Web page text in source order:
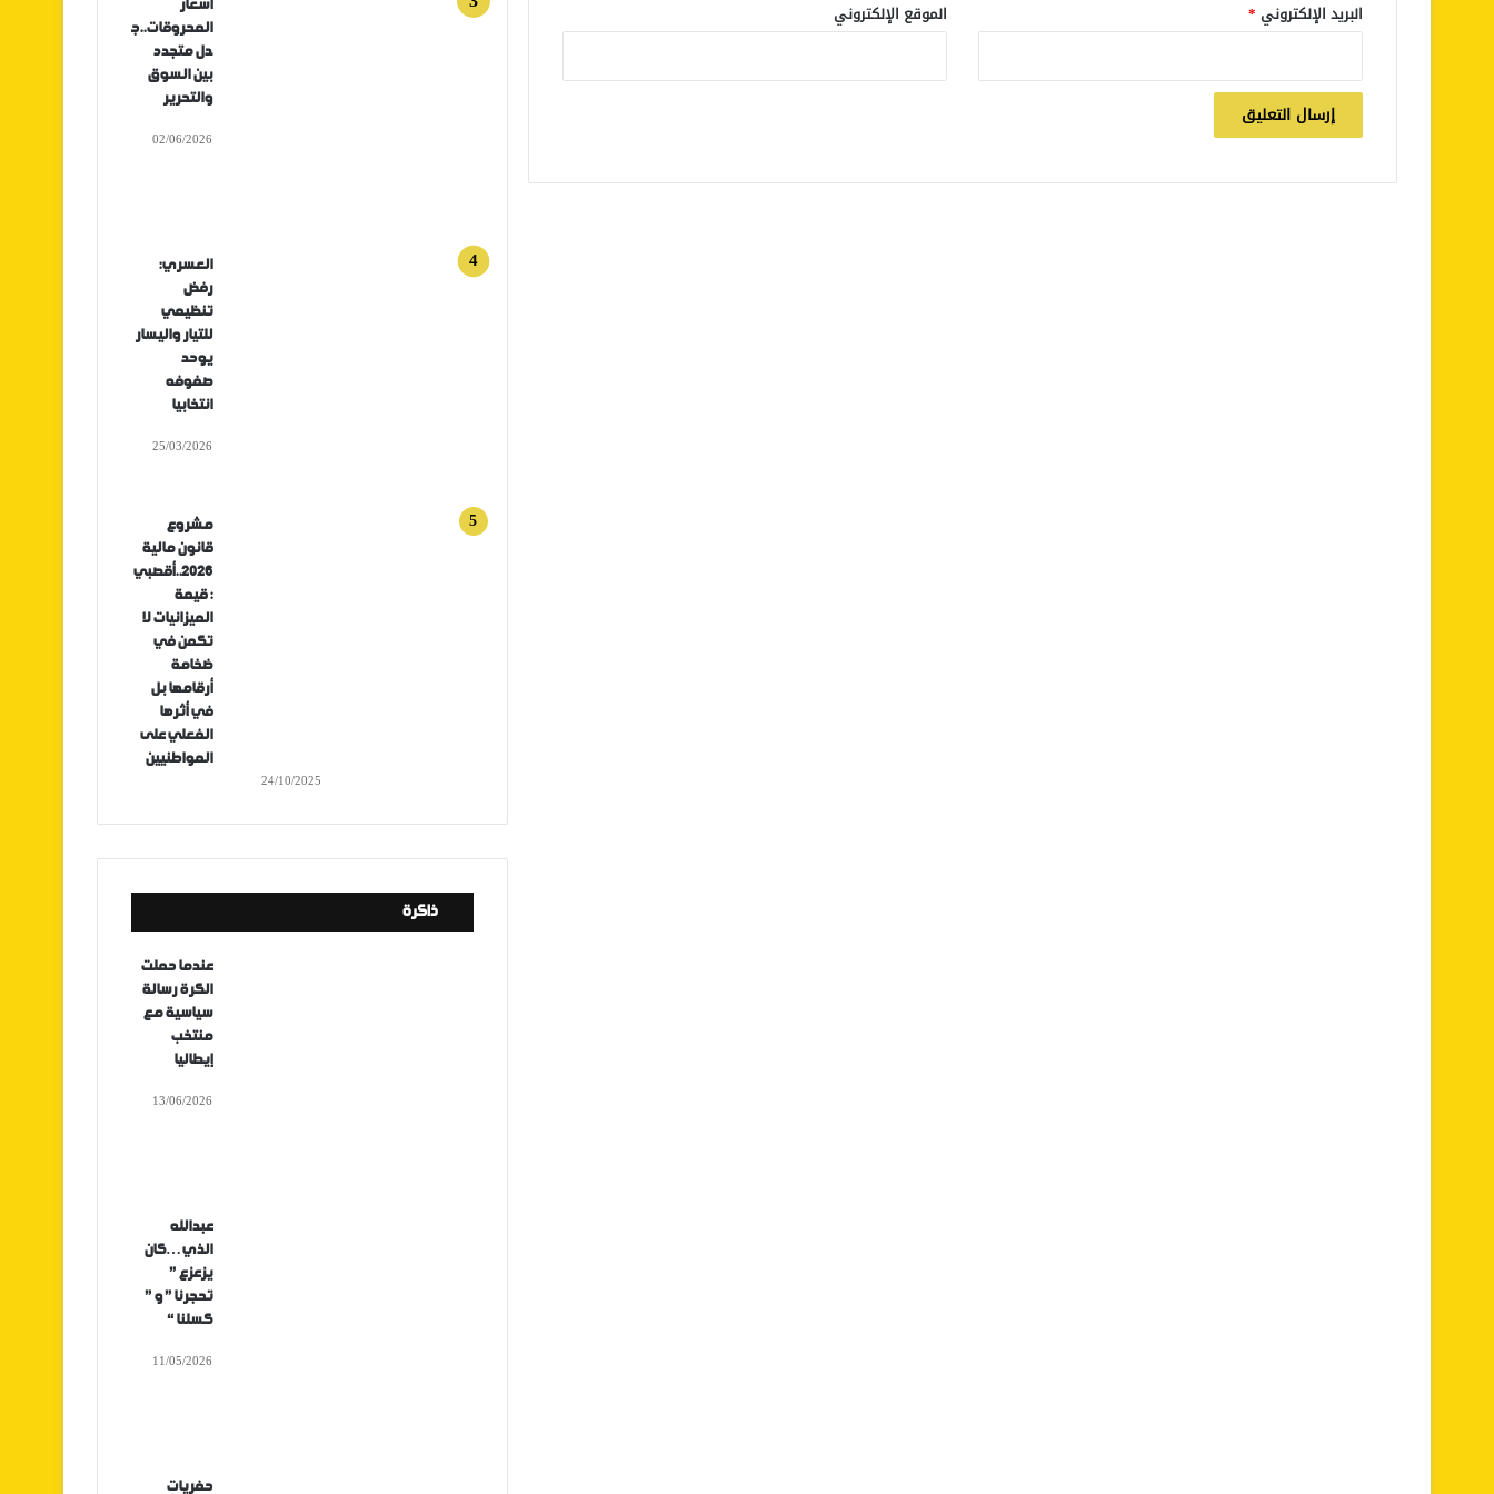
البريد الإلكتروني * الموقع الإلكتروني
أسعار
المحروقات..ج
دل متجدد
بين السوق
والتحرير
02/06/2026
العسري:
رفض
تنظيمي
للتيار واليسار
يوحد
صفوفه
انتخابيا
25/03/2026
مشروع
قانون مالية
2026..أقصبي
: قيمة
الميزانيات لا
تكمن في
ضخامة
أرقامها بل
في أثرها
الفعلي على
المواطنيين
24/10/2025
ذاكرة
عندما حملت
الكرة رسالة
سياسية مع
منتخب
إيطاليا
13/06/2026
عبدالله
الذي…كان
يزعزع ”
تحجرنا ” و ”
كسلنا “
11/05/2026
حفريات